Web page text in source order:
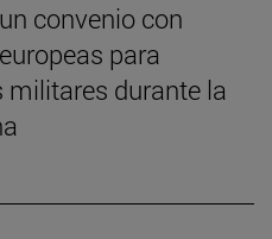
convenio con
para
militares durante la